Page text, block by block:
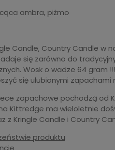
ambra, piżmo
Candle, Country Candle w
się zarówno do
Wosk o wadze 64 gram
się ulubionymi
zapachowe pochodzą od
Kittredge ma wieloletnie
z Kringle Candle i Country
produktu